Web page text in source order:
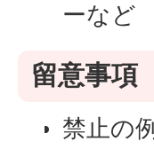
ーなど
留意事項
禁止の